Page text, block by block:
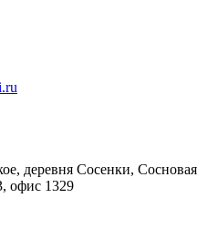
деревня Сосенки, Сосновая
офис 1329